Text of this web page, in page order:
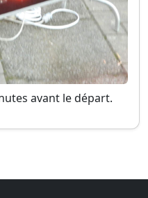
avant le départ.